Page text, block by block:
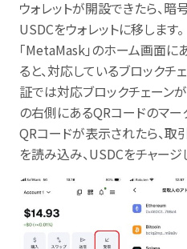
ウォレットが開設できたら、
USDCをウォレットに移します。
「MetaMask」のホーム画面に
ると、対応しているブロックチ
証では対応ブロックチェーンが
の右側にあるQRコードのマー
QRコードが表示されたら、取
を読み込み、USDCをチャージ